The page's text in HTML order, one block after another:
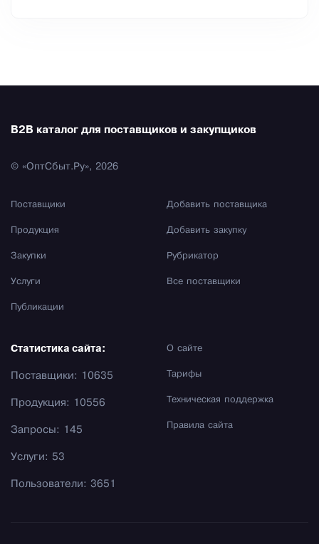
B2B каталог для поставщиков и закупщиков
© «ОптСбыт.Ру», 2026
Поставщики
Продукция
Закупки
Услуги
Публикации
Добавить поставщика
Добавить закупку
Рубрикатор
Все поставщики
О сайте
Тарифы
Техническая поддержка
Правила сайта
Статистика сайта:
Поставщики: 10635
Продукция: 10556
Запросы: 145
Услуги: 53
Пользователи: 3651